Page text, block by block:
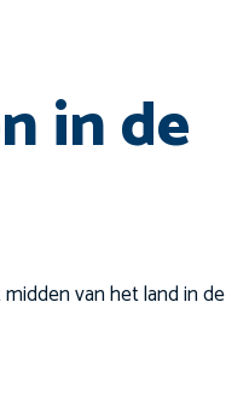
in de
van het land in de